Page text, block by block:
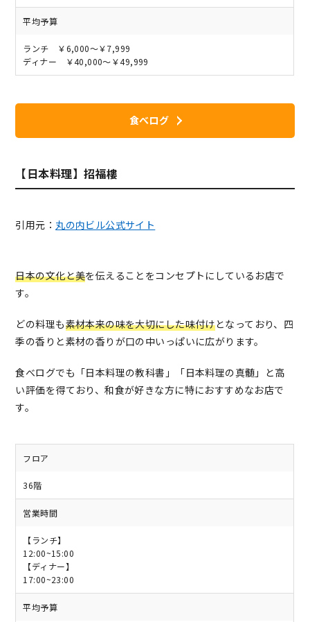
平均予算
ランチ ￥6,000～￥7,999
ディナー ￥40,000～￥49,999
食べログ
【日本料理】招福樓
引用元： 丸の内ビル公式サイト
日本の文化と美を伝えることをコンセプトにしているお店で
す。
どの料理も素材本来の味を大切にした味付けとなっており、四
季の香りと素材の香りが口の中いっぱいに広がります。
食べログでも「日本料理の教科書」「日本料理の真髄」と高
い評価を得ており、和食が好きな方に特におすすめなお店で
す。
フロア
36階
営業時間
【ランチ】
12:00~15:00
【ディナー】
17:00~23:00
平均予算